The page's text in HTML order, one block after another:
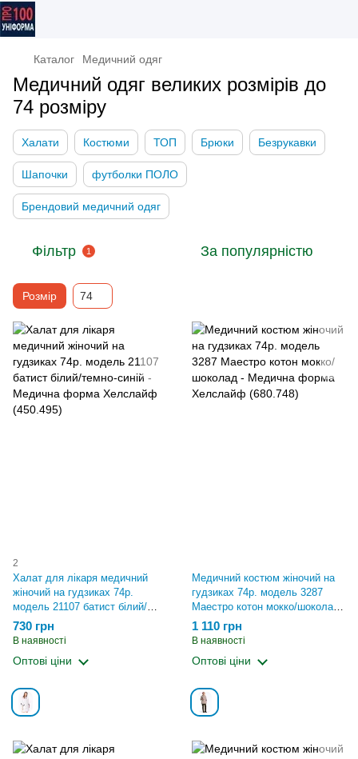
Каталог Медичний одяг
Медичний одяг великих розмірів до
74 розміру
Халати Костюми ТОП Брюки Безрукавки
Шапочки футболки ПОЛО
Брендовий медичний одяг
Фільтр 1 За популярністю
Розмір 74
2
Халат для лікаря медичний
жіночий на гудзиках 74р.
модель 21107 батист білий/
темно-синій - Медична форма
Хелслайф (450.495)
730 грн
В наявності
Оптові ціни
Медичний костюм жіночий на
гудзиках 74р. модель 3287
Маестро котон мокко/шоколад
- Медична форма Хелслайф
(680.748)
1 110 грн
В наявності
Оптові ціни